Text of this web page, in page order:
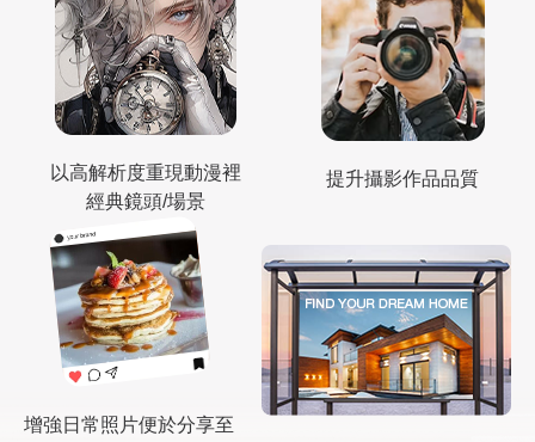
以高解析度重現動漫裡
經典鏡頭/場景
提升攝影作品品質
增強日常照片便於分享至